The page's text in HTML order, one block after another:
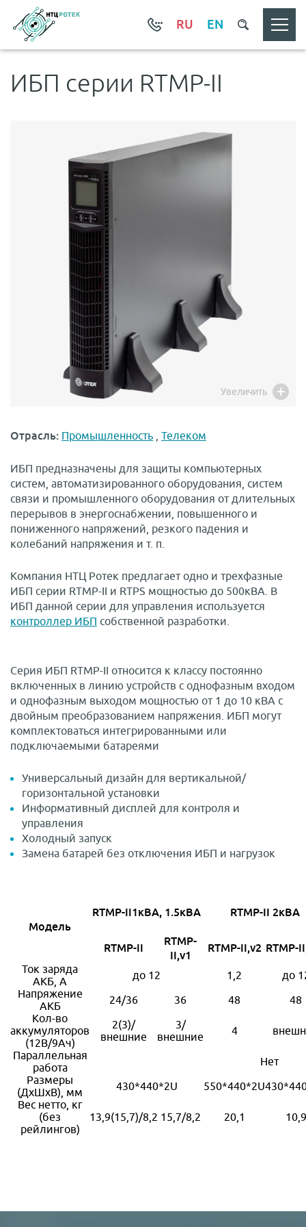
RU EN
ИБП серии RTMP-II
Увеличить
Отрасль: Промышленность Телеком
ИБП предназначены для защиты компьютерных
систем, автоматизированного оборудования, систем
связи и промышленного оборудования от длительных
перерывов в энергоснабжении, повышенного и
пониженного напряжений, резкого падения и
колебаний напряжения и т. п.
Компания НТЦ Ротек предлагает одно и трехфазные
ИБП серии RTMP-II и RTPS мощностью до 500кВА. В
ИБП данной серии для управления используется
контроллер ИБП собственной разработки.
Серия ИБП RTMP-II относится к классу постоянно
включенных в линию устройств с однофазным входом
и однофазным выходом мощностью от 1 до 10 кВА с
двойным преобразованием напряжения. ИБП могут
комплектоваться интегрированными или
подключаемыми батареями
Универсальный дизайн для вертикальной/
горизонтальной установки
Информативный дисплей для контроля и
управления
Холодный запуск
Замена батарей без отключения ИБП и нагрузок
Модель
RTMP-II1кВА, 1.5кВА RTMP-II 2кВА
RTMP-II
RTMP-
II,v1
RTMP-II,v2 RTMP-
Ток заряда
АКБ, А
до 12 1,2
до
Напряжение
АКБ
24/36 36 48
48
Кол-во
аккумуляторов
(12В/9Ач)
2(3)/
внешние
3/
внешние
4
Параллельная
работа
Нет
Размеры
(ДхШхВ), мм
430*440*2U 550*440*2U
Вес нетто, кг
(без
рейлингов)
13,9(15,7)/8,2 15,7/8,2 20,1 10,9